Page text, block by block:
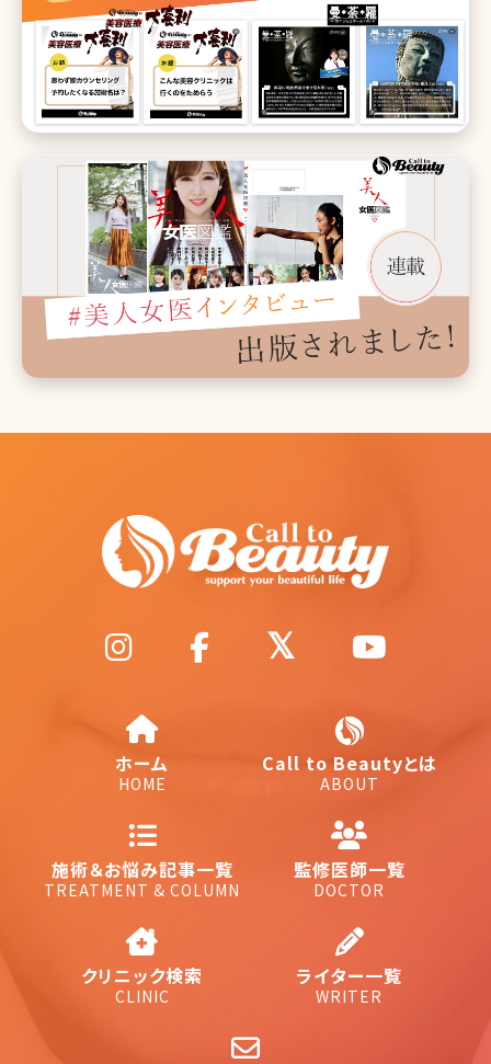
ホーム
HOME
Call to Beautyとは
ABOUT
施術＆お悩み記事一覧
TREATMENT & COLUMN
監修医師一覧
DOCTOR
クリニック検索
CLINIC
ライター一覧
WRITER